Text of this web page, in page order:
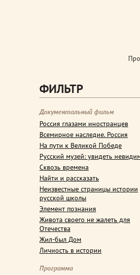
ФИЛЬТР
Документальный фильм
Россия глазами иностранцев
Всемирное наследие. Россия
На пути к Великой Победе
Русский музей: увидеть
Сквозь времена
Найти и рассказать
Неизвестные страницы истории
русской школы
Элемент познания
Живота своего не жалеть для
Отечества
Жил-был Дом
Личность в истории
Программа